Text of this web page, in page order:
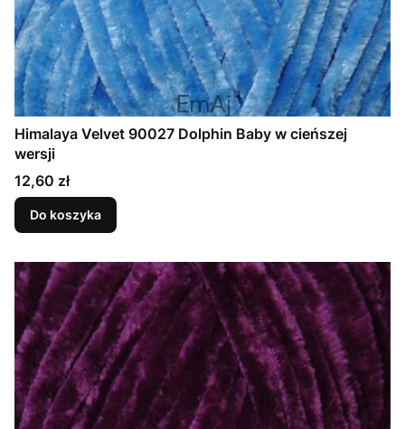
Himalaya Velvet 90027 Dolphin Baby w cieńszej
wersji
Cena
12,60 zł
Do koszyka